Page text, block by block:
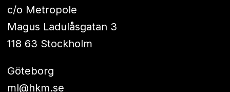
c/o Metropole
Magus Ladulåsgatan 3
118 63 Stockholm
Göteborg
ml@hkm.se